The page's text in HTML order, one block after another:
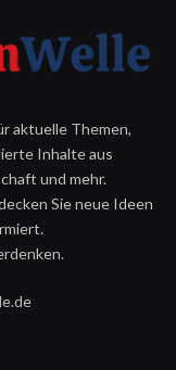
aktuelle Themen,
Inhalte aus
und mehr.
Sie neue Ideen